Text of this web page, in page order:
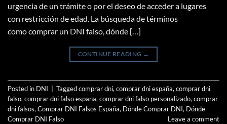
urgencia de un trámite o por el deseo de acceder a lugares
con restricción de edad. La búsqueda de términos
como comprar un DNI falso, dónde […]
CONTINUE READING →
Posted in DNI Taggedcomprar dni,comprar dni españa,comprar dni
falso,comprar dni falso espana,comprar dni falso personalizado,comprar
dni falsos,Comprar DNI Falsos España, Dónde Comprar DNI, Dónde
Comprar DNI Falso
Leave a comment